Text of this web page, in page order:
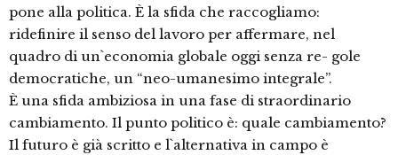
pone alla politica. È la sfida che raccogliamo:
ridefinire il senso del lavoro per affermare, nel
quadro di un`economia globale oggi senza re- gole
democratiche, un “neo-umanesimo integrale”.
È una sfida ambiziosa in una fase di straordinario
cambiamento. Il punto politico è: quale cambiamento?
Il futuro è già scritto e l`alternativa in campo è